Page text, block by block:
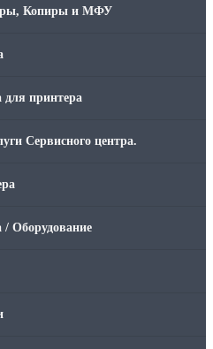
Копиры и МФУ
принтера
Сервисного центра.
/ Оборудование